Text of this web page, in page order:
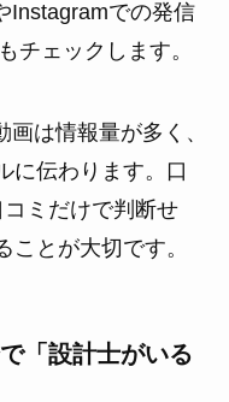
Instagramでの発信
チェックします。
は情報量が多く、
に伝わります。口
ミだけで判断せ
とが大切です。
「設計士がいる